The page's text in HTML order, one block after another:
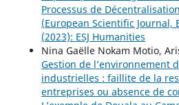
Processus de Décentralisation
(European Scientific Journal,
(2023): ESJ Humanities
Nina Gaëlle Nokam Motio,
Gestion de l’environnement
industrielles : faillite de la
entreprises ou absence de